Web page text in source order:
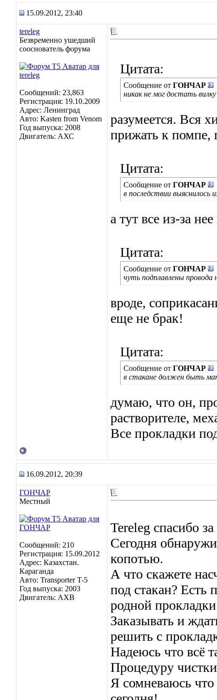
15.09.2012, 23:40
tereleg
Безвременно ушедший
сооснователь форума
Сообщений: 23,863
Регистрация: 19.10.2009
Адрес: Ленинград
Авто: Kasten from Venom
Год выпуска: 2008
Двигатель: АХС
Цитата:
Сообщение от ГОНЧАР
никак не мог достать вилку
разумеется. Вся
прижать к помпе,
Цитата:
Сообщение от ГОНЧАР
в последствии выяснилось
а тут все из-за
Цитата:
Сообщение от ГОНЧАР
чуть подплавлены
вроде,
еще не брак!
Цитата:
Сообщение от ГОНЧАР
в стакане должен быть
думаю, что он,
растворителе,
Все прокладки
16.09.2012, 20:39
ГОНЧАР
Местный
Сообщений: 210
Регистрация: 15.09.2012
Адрес: Казахстан.
Караганда
Авто: Transporter T-5
Год выпуска: 2003
Двигатель: AXB
Tereleg спасибо
Сегодня
копотью.
А что скажете
под стакан? Есть
родной
Заказывать и
решить с
Надеюсь что всё
Процедуру
Я сомневаюсь